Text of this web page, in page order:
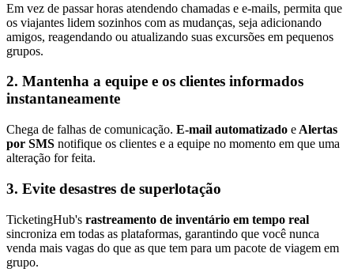
Em vez de passar horas atendendo chamadas e e-mails, permita que
os viajantes lidem sozinhos com as mudanças, seja adicionando
amigos, reagendando ou atualizando suas excursões em pequenos
grupos.
2. Mantenha a equipe e os clientes informados
instantaneamente
Chega de falhas de comunicação. E-mail automatizado e Alertas
por SMS notifique os clientes e a equipe no momento em que uma
alteração for feita.
3. Evite desastres de superlotação
TicketingHub's rastreamento de inventário em tempo real
sincroniza em todas as plataformas, garantindo que você nunca
venda mais vagas do que as que tem para um pacote de viagem em
grupo.